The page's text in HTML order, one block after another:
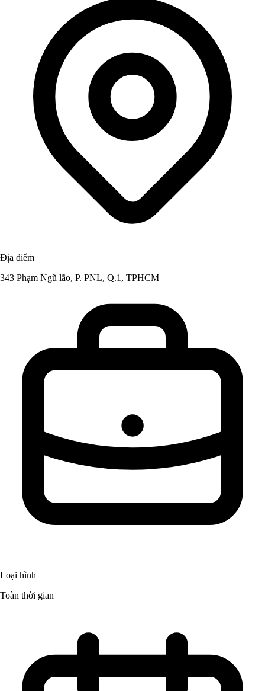
Địa điểm
343 Phạm Ngũ lão, P. PNL, Q.1, TPHCM
Loại hình
Toàn thời gian